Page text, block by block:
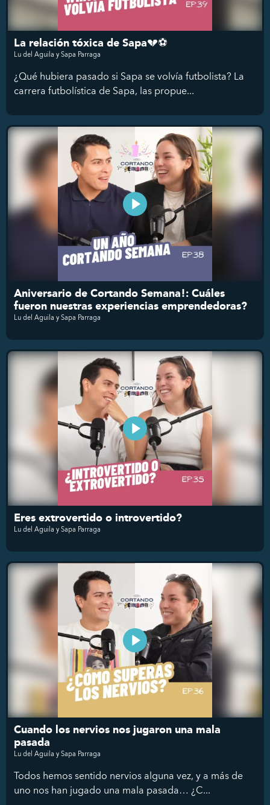
La relación tóxica de Sapa💔⚽
Lu del Aguila y Sapa Parraga
¿Qué hubiera pasado si Sapa se volvía futbolista? La
carrera futbolística de Sapa, las propue...
Aniversario de Cortando Semana!: Cuáles
fueron nuestras experiencias emprendedoras?
Lu del Aguila y Sapa Parraga
Eres extrovertido o introvertido?
Lu del Aguila y Sapa Parraga
Cuando los nervios nos jugaron una mala
pasada
Lu del Aguila y Sapa Parraga
Todos hemos sentido nervios alguna vez, y a más de
uno nos han jugado una mala pasada… ¿C...